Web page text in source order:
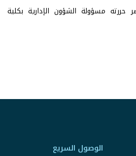
مسؤولة الشؤون الإدارية بكلية
الوصول السريع